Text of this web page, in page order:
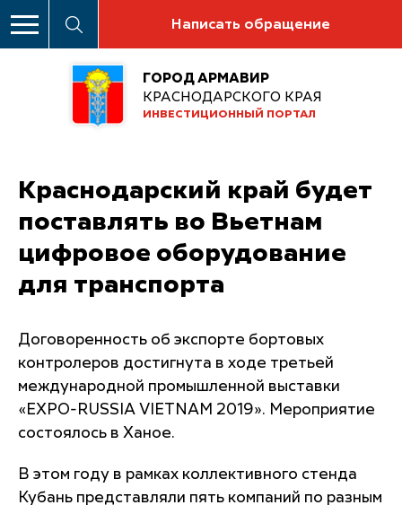
Написать обращение
ГОРОД АРМАВИР
КРАСНОДАРСКОГО КРАЯ
ИНВЕСТИЦИОННЫЙ ПОРТАЛ
Краснодарский край будет
поставлять во Вьетнам
цифровое оборудование
для транспорта
Договоренность об экспорте бортовых
контролеров достигнута в ходе третьей
международной промышленной выставки
«EXPO-RUSSIA VIETNAM 2019». Мероприятие
состоялось в Ханое.
В этом году в рамках коллективного стенда
Кубань представляли пять компаний по разным